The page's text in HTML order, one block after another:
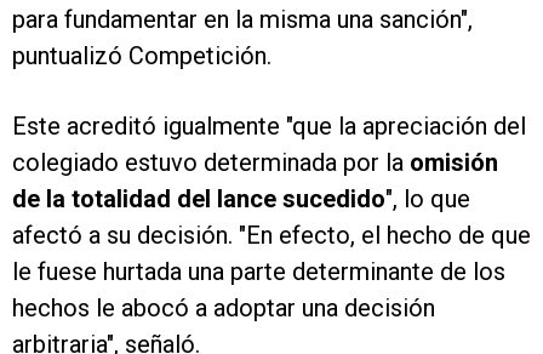
para fundamentar en la misma una sanción",
puntualizó Competición.
Este acreditó igualmente "que la apreciación del
colegiado estuvo determinada por la omisión
de la totalidad del lance sucedido", lo que
afectó a su decisión. "En efecto, el hecho de que
le fuese hurtada una parte determinante de los
hechos le abocó a adoptar una decisión
arbitraria", señaló.